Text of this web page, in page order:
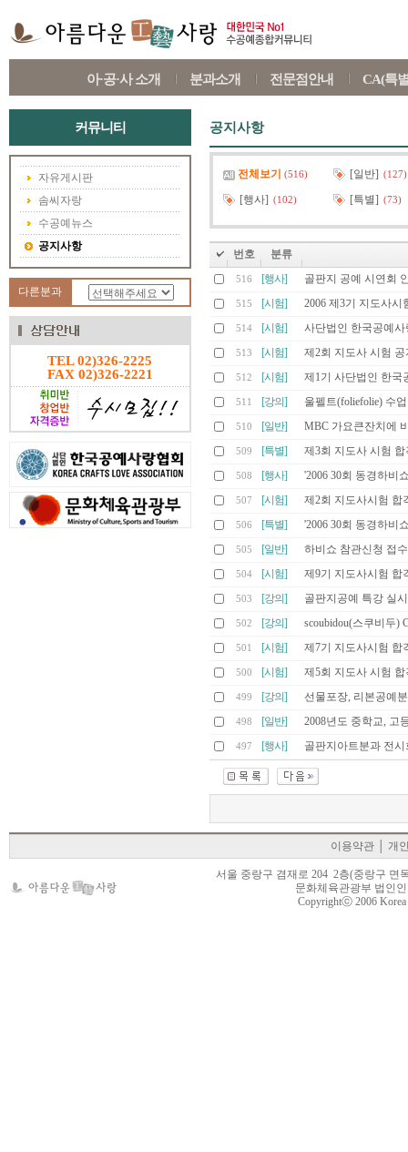
아·공·사 소개 분과소개 전문점안내 CA(특
커뮤니티
자유게시판
솜씨자랑
수공예뉴스
공지사항
다른분과
TEL 02)326-2225
FAX 02)326-2221
공지사항
전체보기 (516) [일반] (127)
[행사] (102) [특별] (73)
번호 분류
516 [행사] 골판지 공예 시연회
515 [시험] 2006 제3기 지도사시
514 [시험] 사단법인 한국공예
513 [시험] 제2회 지도사 시험 공
512 [시험] 제1기 사단법인 한국
511 [강의] 울펠트(foliefolie) 수
510 [일반] MBC 가요큰잔치에
509 [특별] 제3회 지도사 시험
508 [행사] '2006 30회 동경하비
507 [시험] 제2회 지도사시험 합
506 [특별] '2006 30회 동경하비
505 [일반] 하비쇼 참관신청 접
504 [시험] 제9기 지도사시험 합
503 [강의] 골판지공예 특강 실시
502 [강의] scoubidou(스쿠비두)
501 [시험] 제7기 지도사시험 합
500 [시험] 제5회 지도사 시험
499 [강의] 선물포장, 리본공예
498 [일반] 2008년도 중학교, 고
497 [행사] 골판지아트분과 전
이용약관 │개
서울 중랑구 겸재로 204 2층(중랑구 면
문화체육관광부 법인
Copyrightⓒ 2006 Korea